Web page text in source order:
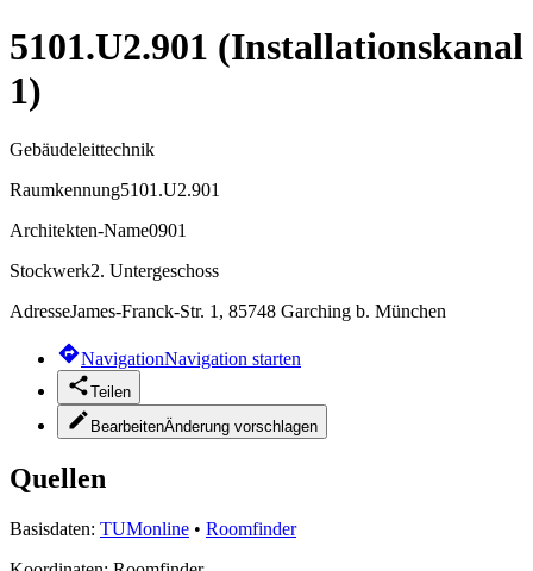
5101.U2.901 (Installationskanal
1)
Gebäudeleittechnik
Raumkennung5101.U2.901
Architekten-Name0901
Stockwerk2. Untergeschoss
AdresseJames-Franck-Str. 1, 85748 Garching b. München
NavigationNavigation starten
Teilen
BearbeitenÄnderung vorschlagen
Quellen
Basisdaten: TUMonline • Roomfinder